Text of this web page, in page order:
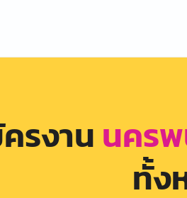
รงาน นคร
ทั้ง